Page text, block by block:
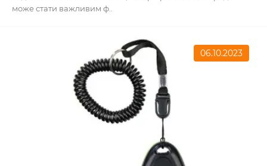
може стати важливим ф..
06.10.2023